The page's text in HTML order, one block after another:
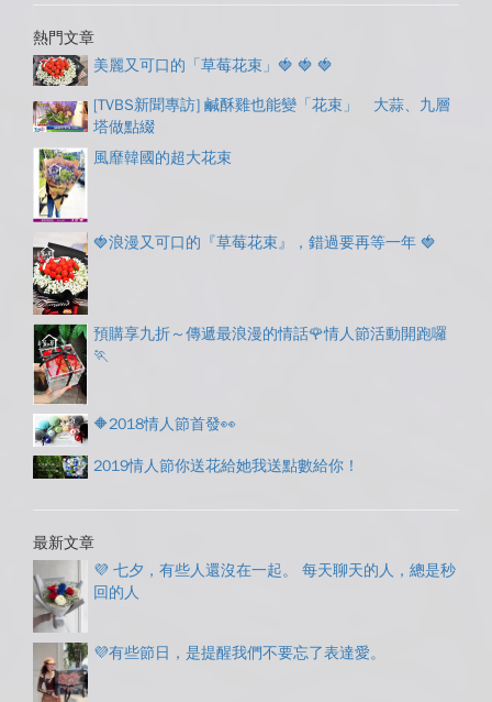
熱門文章
美麗又可口的「草莓花束」🍓 🍓 🍓
[TVBS新聞專訪] 鹹酥雞也能變「花束」 大蒜、九層
塔做點綴
風靡韓國的超大花束
🍓浪漫又可口的『草莓花束』，錯過要再等一年 🍓
預購享九折～傳遞最浪漫的情話🌹情人節活動開跑囉
🏃
🔶2018情人節首發👀
2019情人節你送花給她我送點數給你！
最新文章
💜 七夕，有些人還沒在一起。 每天聊天的人，總是秒
回的人
💜有些節日，是提醒我們不要忘了表達愛。